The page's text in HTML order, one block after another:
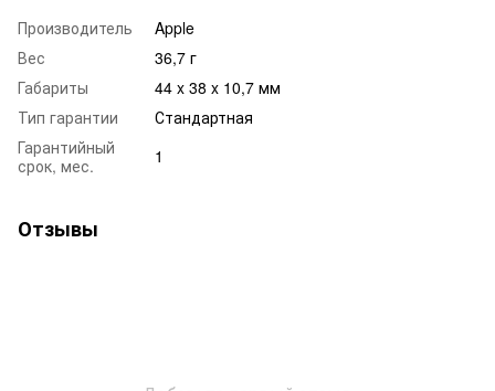
Производитель
Apple
Вес
36,7 г
Габариты
44 x 38 x 10,7 мм
Тип гарантии
Стандартная
Гарантийный
срок, мес.
1
Отзывы